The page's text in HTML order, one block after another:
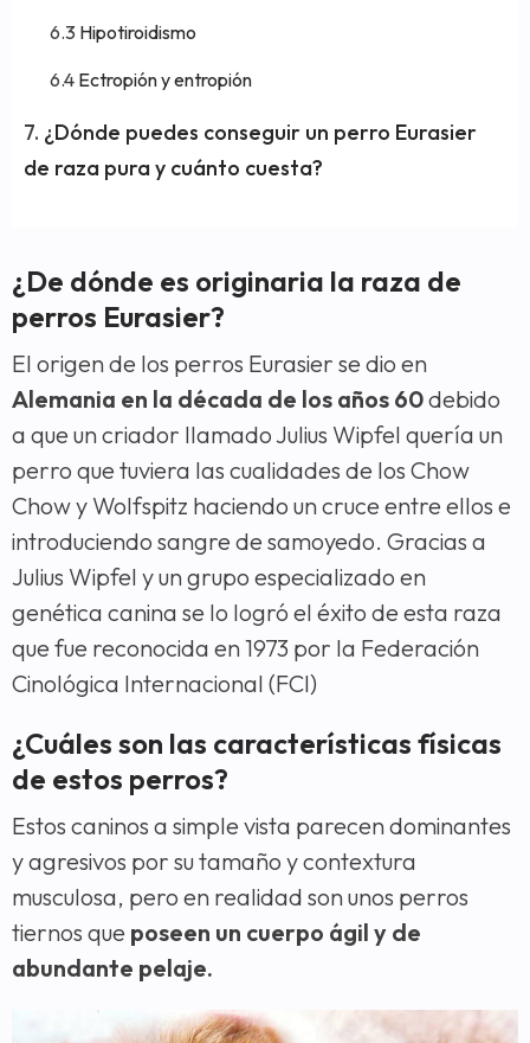
Hipotiroidismo
Ectropión y entropión
¿Dónde puedes conseguir un perro Eurasier
de raza pura y cuánto cuesta?
¿De dónde es originaria la raza de
perros Eurasier?
El origen de los perros Eurasier se dio en
Alemania en la década de los años 60debido
a que un criador llamado Julius Wipfel quería un
perro que tuviera las cualidades de los Chow
Chow y Wolfspitz haciendo un cruce entre ellos e
introduciendo sangre de samoyedo. Gracias a
Julius Wipfel y un grupo especializado en
genética canina se lo logró el éxito de esta raza
que fue reconocida en 1973 por la Federación
Cinológica Internacional (FCI)
¿Cuáles son las características físicas
de estos perros?
Estos caninos a simple vista parecen dominantes
y agresivos por su tamaño y contextura
musculosa, pero en realidad son unos perros
tiernos que poseen un cuerpo ágil y de
abundante pelaje.